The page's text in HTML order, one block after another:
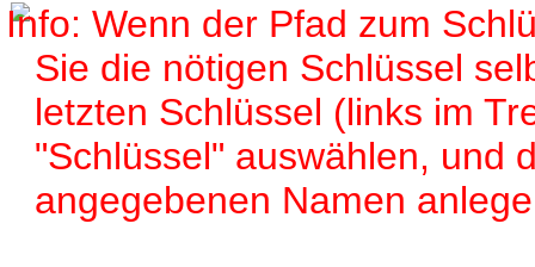
Wenn der Pfad zum
Sie die nötigen Schlüssel
letzten Schlüssel (links im
"Schlüssel" auswählen, und
angegebenen Namen